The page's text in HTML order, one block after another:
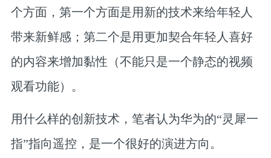
个方面， 第一个方面是用新的技术来给年轻人
带来新鲜感；第二个是用更加契合年轻人喜好
的内容来增加黏性（不能只是一个静态的视频
观看功能） 。
用什么样的创新技术，笔者认为华为的“灵犀一
指”指向遥控，是一个很好的演进方向。